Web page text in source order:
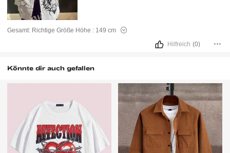
Gesamt: Richtige Größe Höhe : 149 cm
Hilfreich (0)
Könnte dir auch gefallen